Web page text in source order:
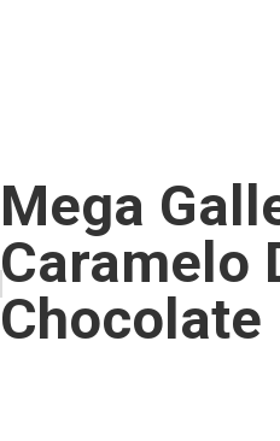
Mega
Caramelo
Chocolate